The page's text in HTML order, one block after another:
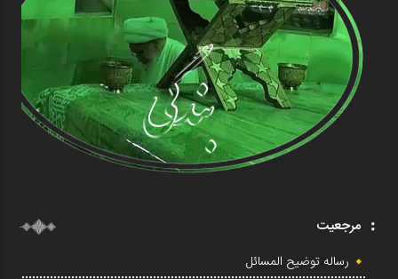
مرجعیت
رساله توضیح المسائل